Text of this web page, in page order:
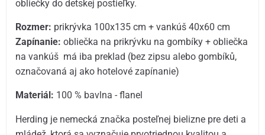
obliečky do detskej postieľky.
Rozmer: prikrývka 100x135 cm + vankúš 40x60 cm
Zapínanie:obliečka na prikrývku na gombíky + obliečka
na vankúš má iba preklad (bez zipsu alebo gombíků,
označovaná aj ako hotelové zapínanie)
Materiál: 100 % bavlna - flanel
Herding je nemecká značka posteľnej bielizne pre deti a